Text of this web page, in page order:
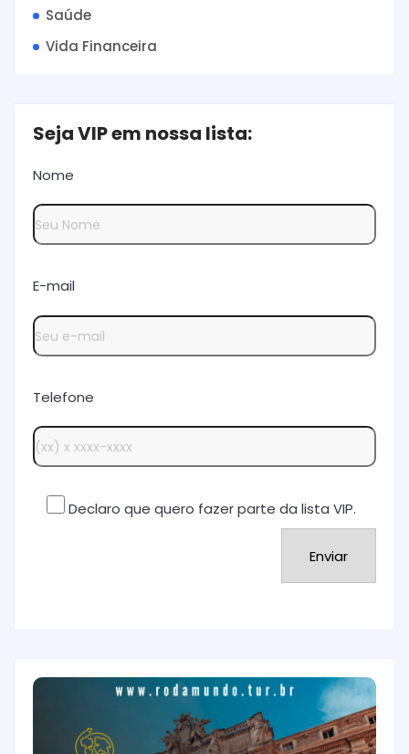
Saúde
Vida Financeira
Seja VIP em nossa lista:
Nome
E-mail
Telefone
Declaro que quero fazer parte da lista VIP.